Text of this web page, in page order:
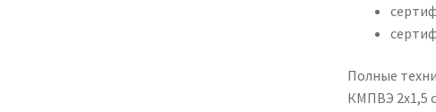
Полные
КМПВЭ 2х1,5